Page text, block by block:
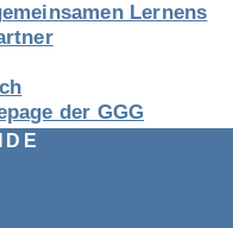
Lernens
der GGG